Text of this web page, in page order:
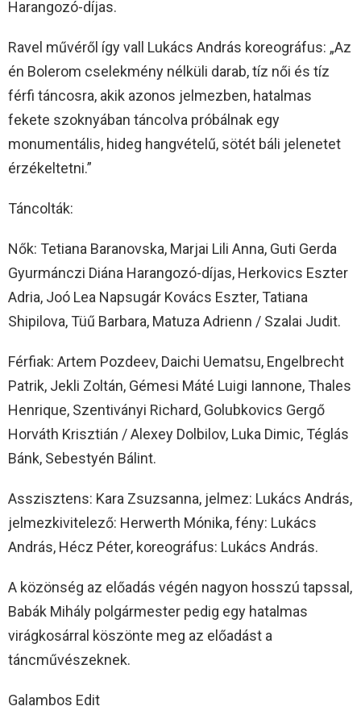
Harangozó-díjas.
Ravel művéről így vall Lukács András koreográfus: „Az
én Bolerom cselekmény nélküli darab, tíz női és tíz
férfi táncosra, akik azonos jelmezben, hatalmas
fekete szoknyában táncolva próbálnak egy
monumentális, hideg hangvételű, sötét báli jelenetet
érzékeltetni.”
Táncolták:
Nők: Tetiana Baranovska, Marjai Lili Anna, Guti Gerda
Gyurmánczi Diána Harangozó-díjas, Herkovics Eszter
Adria, Joó Lea Napsugár Kovács Eszter, Tatiana
Shipilova, Tüű Barbara, Matuza Adrienn / Szalai Judit.
Férfiak: Artem Pozdeev, Daichi Uematsu, Engelbrecht
Patrik, Jekli Zoltán, Gémesi Máté Luigi Iannone, Thales
Henrique, Szentiványi Richard, Golubkovics Gergő
Horváth Krisztián / Alexey Dolbilov, Luka Dimic, Téglás
Bánk, Sebestyén Bálint.
Asszisztens: Kara Zsuzsanna, jelmez: Lukács András,
jelmezkivitelező: Herwerth Mónika, fény: Lukács
András, Hécz Péter, koreográfus: Lukács András.
A közönség az előadás végén nagyon hosszú tapssal,
Babák Mihály polgármester pedig egy hatalmas
virágkosárral köszönte meg az előadást a
táncművészeknek.
Galambos Edit